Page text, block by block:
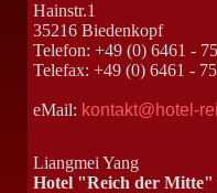
Hainstr.1
35216 Biedenkopf
Telefon: +49 (0) 6461 -
Telefax: +49 (0) 6461 -
eMail: kontakt@hotel-
Liangmei Yang
Hotel "Reich der